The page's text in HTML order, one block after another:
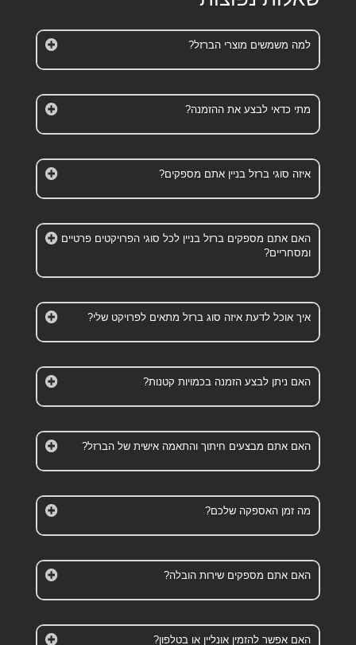
למה משמשים מוצרי הברזל?
מתי כדאי לבצע את ההזמנה?
איזה סוגי ברזל בניין אתם מספקים?
האם אתם מספקים ברזל בניין לכל סוגי הפרויקטים פרטיים
ומסחריים?
איך אוכל לדעת איזה סוג ברזל מתאים לפרויקט שלי?
האם ניתן לבצע הזמנה בכמויות קטנות?
האם אתם מבצעים חיתוך והתאמה אישית של הברזל?
מה זמן האספקה שלכם?
האם אתם מספקים שירות הובלה?
האם אפשר להזמין אונליין או בטלפון?